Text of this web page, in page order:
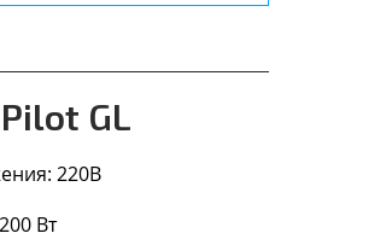
GL
220В
Вт